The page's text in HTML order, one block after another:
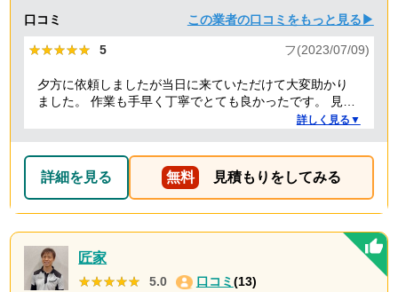
口コミ この業者の口コミをもっと見る▶
★★★★★
★★★★★ 5 フ(2023/07/09)
夕方に依頼しましたが当日に来ていただけて大変助かり
ました。 作業も手早く丁寧でとても良かったです。 見積
り金額以上の追加料金もありませんでした。 ありがとう
詳しく見る▼
詳細を見る 無料 見積もりをしてみる
匠家
★★★★★
★★★★★ 5.0 口コミ (13)